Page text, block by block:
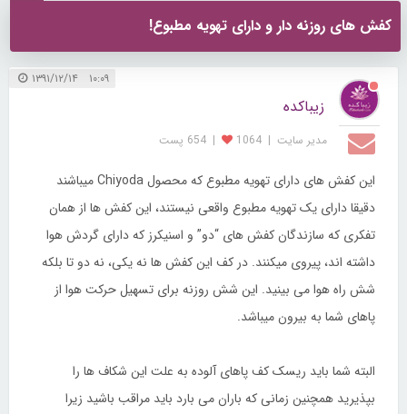
کفش های روزنه دار و دارای تهویه مطبوع!
۱۰:۰۹ ۱۳۹۱/۱۲/۱۴
زیباکده
مدیر سایت |
1064
| 654 پست
این کفش­ های دارای تهویه مطبوع که محصول Chiyoda می­باشند
دقیقا دارای یک تهویه مطبوع واقعی نیستند، این کفش ها از همان
تفکری که سازندگان کفش­ های “دو” و اسنیکرز که دارای گردش هوا
داشته­ اند، پیروی می­کنند. در کف این کفش­ ها نه یکی، نه دو تا بلکه
شش راه هوا می­ بینید. این شش روزنه برای تسهیل حرکت هوا از
پاهای شما به بیرون می­باشد.
البته شما باید ریسک کف پاهای آلوده به علت این شکاف­ ها را
بپذیرید همچنین زمانی که باران می­ بارد باید مراقب باشید زیرا